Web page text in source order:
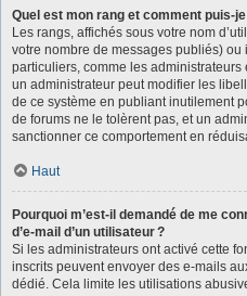
Quel est mon rang et comment puis-
Les rangs, affichés sous votre nom
votre nombre de messages publiés)
particuliers, comme les
un administrateur peut modifier les
de ce système en publiant inutilement
de forums ne le tolèrent pas, et un
sanctionner ce comportement en
Haut
Pourquoi m’est-il demandé de me
d’e-mail d’un utilisateur ?
Si les administrateurs ont activé cette
inscrits peuvent envoyer des e-mails
dédié. Cela limite les utilisations